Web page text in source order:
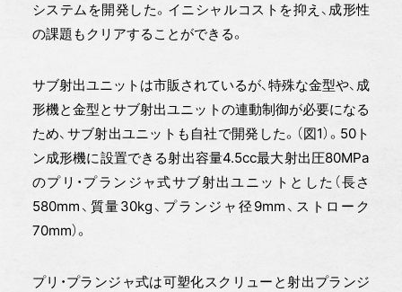
システムを開発した。イニシャルコストを抑え、成形性
の課題もクリアすることができる。
サブ射出ユニットは市販されているが、特殊な金型や、成
形機と金型とサブ射出ユニットの連動制御が必要になる
ため、サブ射出ユニットも自社で開発した。（図1）。50ト
ン成形機に設置できる射出容量4.5cc最大射出圧80MPa
のプリ・プランジャ式サブ射出ユニットとした（長さ
580mm、質量30kg、プランジャ径9mm、ストローク
70mm）。
プリ・プランジャ式は可塑化スクリューと射出プランジ